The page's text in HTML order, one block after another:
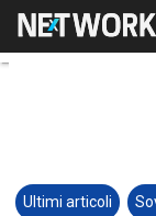
Ultimi articoli